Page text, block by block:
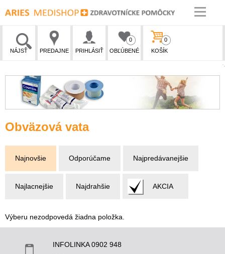
NÁJSŤ PREDAJNE PRIHLÁSIŤ OBĽÚBENÉ
0
KOŠÍK
0
Obväzová vata
Najnovšie Odporúčame Najpredávanejšie
Najlacnejšie Najdrahšie AKCIA
Výberu nezodpovedá žiadna položka.
INFOLINKA 0902 948